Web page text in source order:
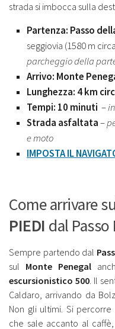
strada si imbocca sulla
Partenza: Passo
seggiovia (1580 m
parcheggio della
Arrivo: Monte
Lunghezza: 4 km
Tempi: 10 minuti –
Strada asfaltata–
e moto
IMPOSTA IL
Come arrivare
PIEDI dal
Sempre partendo dal
sul Monte Penegal
escursionistico 500. Il
Caldaro, arrivando da
Non gli ultimi. Si
che sale accanto al